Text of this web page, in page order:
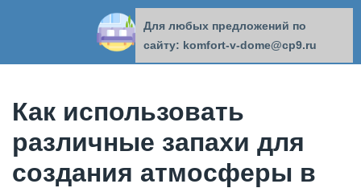
КОМФОРТ В ДОМЕ
Как использовать
различные запахи для
создания атмосферы в
Для любых предложений по
сайту: komfort-v-dome@cp9.ru